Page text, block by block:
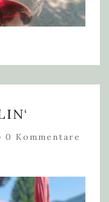
Kommentare
0 Kommentare